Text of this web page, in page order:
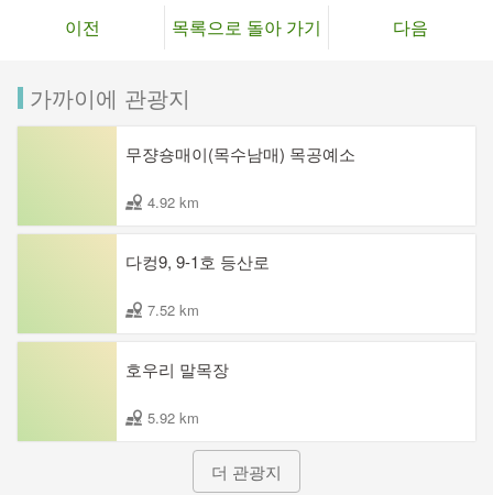
이전 목록으로 돌아 가기 다음
가까이에 관광지
무쟝숑매이(목수남매) 목공예소
4.92 km
다컹9, 9-1호 등산로
7.52 km
호우리 말목장
5.92 km
더 관광지